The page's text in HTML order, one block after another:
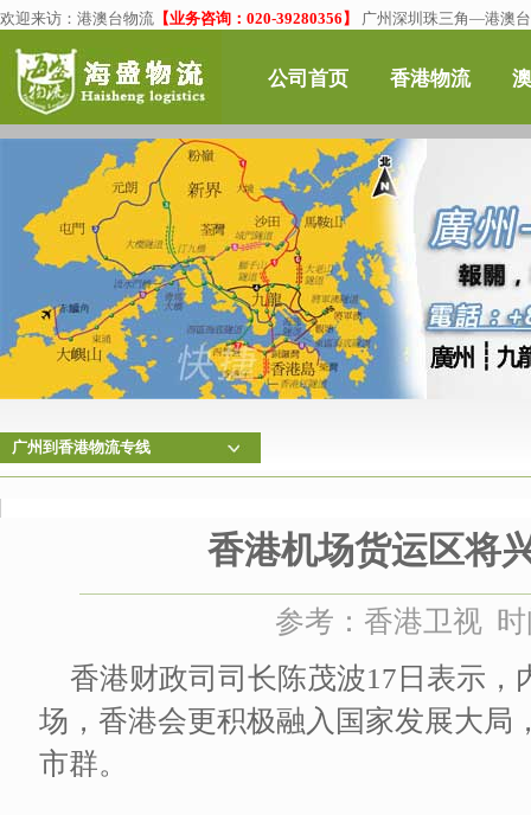
欢迎来访： 港澳台物流 【业务咨询：020-39280356】 广州深圳珠三角—港澳
公司首页 香港物流
广州到香港物流专线
香港机场货运区将
参考：香港卫视 时
香港财政司司长陈茂波17日表示
场，香港会更积极融入国家发展大局
市群。